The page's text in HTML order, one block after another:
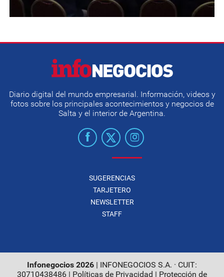
Diario digital del mundo empresarial. Información, videos y
fotos sobre los principales acontecimientos y negocios de
Salta y el interior de Argentina.
SUGERENCIAS
TARJETERO
NEWSLETTER
STAFF
Infonegocios 2026 | INFONEGOCIOS S.A. · CUIT:
30710438486 | Políticas de Privacidad | Protección de